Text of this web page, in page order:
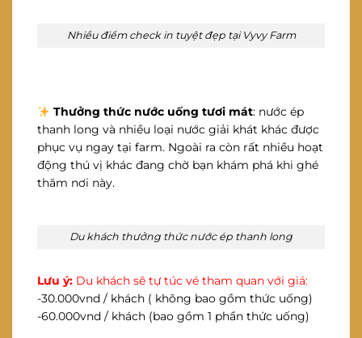
Nhiều điểm check in tuyệt đẹp tại Vyvy Farm
Thưởng thức nước uống tươi mát: nước ép
thanh long và nhiều loại nước giải khát khác được
phục vụ ngay tại farm. Ngoài ra còn rất nhiều hoạt
động thú vị khác đang chờ bạn khám phá khi ghé
thăm nơi này.
Du khách thưởng thức nước ép thanh long
Lưu ý: Du khách sẽ tự túc vé tham quan với giá:
-30.000vnd / khách ( không bao gồm thức uống)
-60.000vnd / khách (bao gồm 1 phần thức uống)